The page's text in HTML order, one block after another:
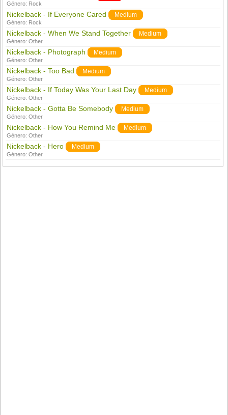
Género: Rock
Nickelback - If Everyone Cared Medium
Género: Rock
Nickelback - When We Stand Together Medium
Género:Other
Nickelback - Photograph Medium
Género:Other
Nickelback - Too Bad Medium
Género:Other
Nickelback - If Today Was Your Last Day Medium
Género:Other
Nickelback - Gotta Be Somebody Medium
Género:Other
Nickelback - How You Remind Me Medium
Género:Other
Nickelback - Hero Medium
Género:Other